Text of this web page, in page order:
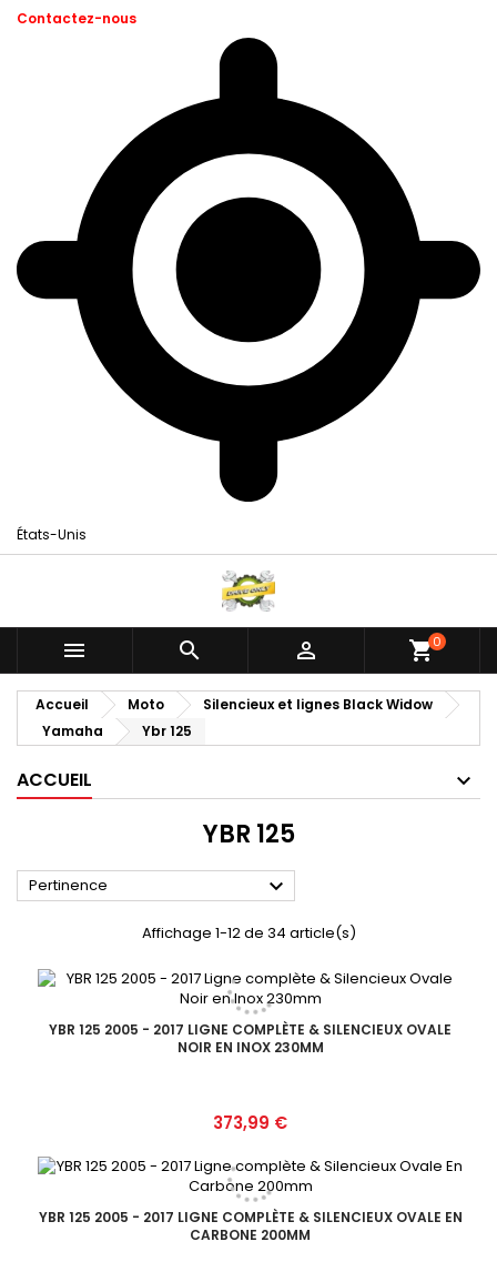
Contactez-nous
États-Unis
   shopping_cart0
Accueil Moto
Silencieux et lignes Black Widow
Yamaha
Ybr 125
ACCUEIL
YBR 125
Pertinence 
Affichage 1-12 de 34 article(s)
YBR 125 2005 - 2017 LIGNE COMPLÈTE & SILENCIEUX OVALE
NOIR EN INOX 230MM
Prix
373,99 €
YBR 125 2005 - 2017 LIGNE COMPLÈTE & SILENCIEUX OVALE EN
CARBONE 200MM